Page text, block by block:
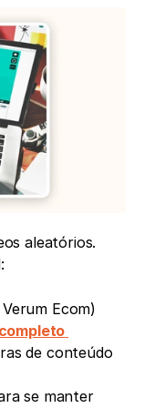
aleatórios.
Ecom)
de conteúdo
se manter